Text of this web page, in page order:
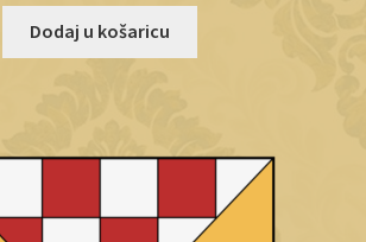
Dodaj u košaricu